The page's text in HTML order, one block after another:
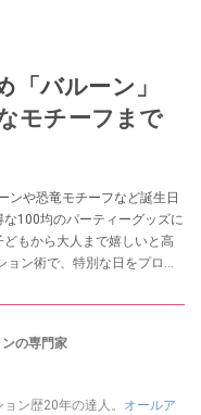
「バルーン」
モチーフまで
ンや恐竜モチーフなど誕生日
100均のパーティーグッズに
もから大人まで嬉しいと高
ン術で、特別な日をプロ級
の専門家
ン歴20年の達人。 オールア